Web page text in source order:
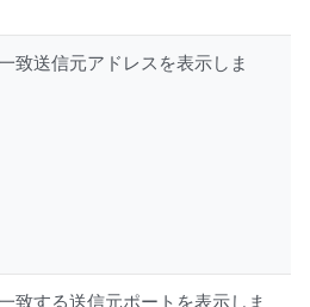
致送信元アドレスを表示しま
致する送信元ポートを表示しま